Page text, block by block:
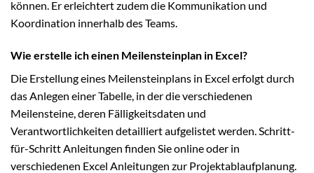
können. Er erleichtert zudem die Kommunikation und
Koordination innerhalb des Teams.
Wie erstelle ich einen Meilensteinplan in Excel?
Die Erstellung eines Meilensteinplans in Excel erfolgt durch
das Anlegen einer Tabelle, in der die verschiedenen
Meilensteine, deren Fälligkeitsdaten und
Verantwortlichkeiten detailliert aufgelistet werden. Schritt-
für-Schritt Anleitungen finden Sie online oder in
verschiedenen Excel Anleitungen zur Projektablaufplanung.